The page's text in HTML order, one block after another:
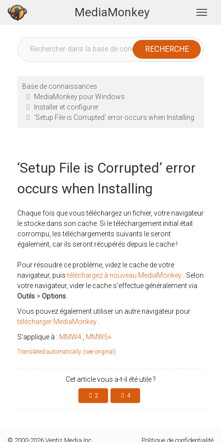
MediaMonkey
Base de connaissances
MediaMonkey pour Windows
Installer et configurer
‘Setup File is Corrupted’ error occurs when Installing
‘Setup File is Corrupted’ error
occurs when Installing
Chaque fois que vous téléchargez un fichier, votre navigateur
le stocke dans son cache. Si le téléchargement initial était
corrompu, les téléchargements suivants le seront
également, car ils seront récupérés depuis le cache !
Pour résoudre ce problème, videz le cache de votre
navigateur, puistéléchargez à nouveau MediaMonkey . Selon
votre navigateur, vider le cache s'effectue généralement via
Outils > Options
Vous pouvez également utiliser un autre navigateur pour
télécharger MediaMonkey
S'applique à : MMW4 MMW5+
Translated automatically (see original)
Cet article vous a-t-il été utile ?
2 4
© 2000-2026 Ventis Media Inc. Politique de confidentialité